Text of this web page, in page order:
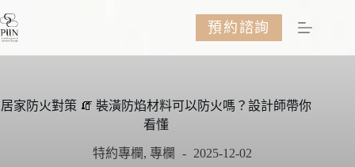
至
容
預約諮詢
居家防火對策 🧯 裝潢防焰材料可以防火嗎？設計師帶你
看懂
特約專欄, 專欄 2025-12-02